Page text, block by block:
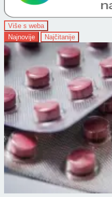
Više s weba
Najnovije
Najčitanije